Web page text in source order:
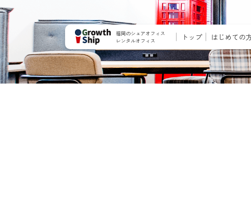
福岡のシェアオフィス
レンタルオフィス
トップ はじめての